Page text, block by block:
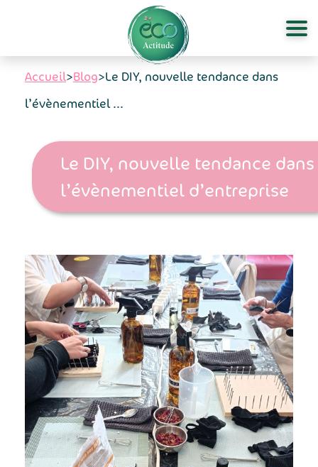
Aller au contenu principal
Accueil>Blog>Le DIY, nouvelle tendance dans
l’évènementiel ...
Le DIY, nouvelle tendance dans
l’évènementiel d’entreprise